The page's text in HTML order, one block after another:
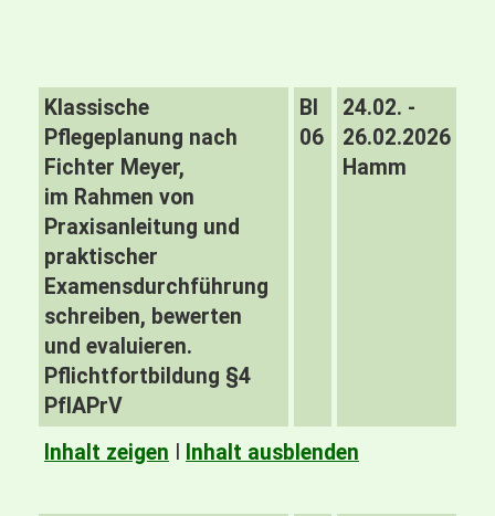
Klassische
Pflegeplanung nach
Fichter Meyer,
im Rahmen von
Praxisanleitung und
praktischer
Examensdurchführung
schreiben, bewerten
und evaluieren.
Pflichtfortbildung §4
PfIAPrV
BI
06
24.02. -
26.02.2026
Hamm
Inhalt zeigen Inhalt ausblenden